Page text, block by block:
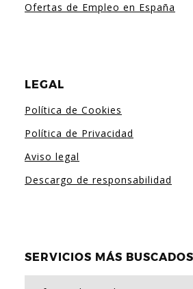
Ofertas de Empleo en España
LEGAL
Política de Cookies
Política de Privacidad
Aviso legal
Descargo de responsabilidad
SERVICIOS MÁS BUSCADOS